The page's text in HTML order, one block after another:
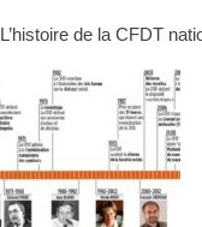
L’histoire de la CFDT